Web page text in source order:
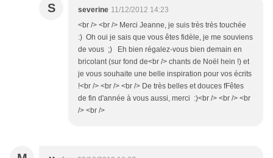
S severine 11/12/2012 14:23
<br /> <br /> Merci Jeanne, je suis très très touchée
:) Oh oui je sais que vous êtes fidèle, je me souviens
de vous ;) Eh bien régalez-vous bien demain en
bricolant (sur fond de<br /> chants de Noël hein !) et
je vous souhaite une belle inspiration pour vos écrits
!<br /> <br /> <br /> De très belles et douces fFêtes
de fin d'année à vous aussi, merci :)<br /> <br /> <br
/> <br />